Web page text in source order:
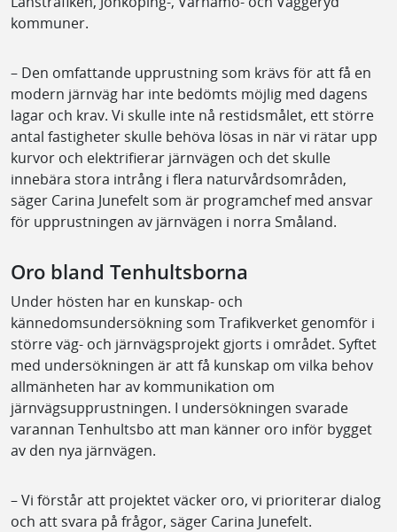
kommuner.
– Den omfattande upprustning som krävs för att få en
modern järnväg har inte bedömts möjlig med dagens
lagar och krav. Vi skulle inte nå restidsmålet, ett större
antal fastigheter skulle behöva lösas in när vi rätar upp
kurvor och elektrifierar järnvägen och det skulle
innebära stora intrång i flera naturvårdsområden,
säger Carina Junefelt som är programchef med ansvar
för upprustningen av järnvägen i norra Småland.
Oro bland Tenhultsborna
Under hösten har en kunskap- och
kännedomsundersökning som Trafikverket genomför i
större väg- och järnvägsprojekt gjorts i området. Syftet
med undersökningen är att få kunskap om vilka behov
allmänheten har av kommunikation om
järnvägsupprustningen. I undersökningen svarade
varannan Tenhultsbo att man känner oro inför bygget
av den nya järnvägen.
– Vi förstår att projektet väcker oro, vi prioriterar dialog
och att svara på frågor, säger Carina Junefelt.